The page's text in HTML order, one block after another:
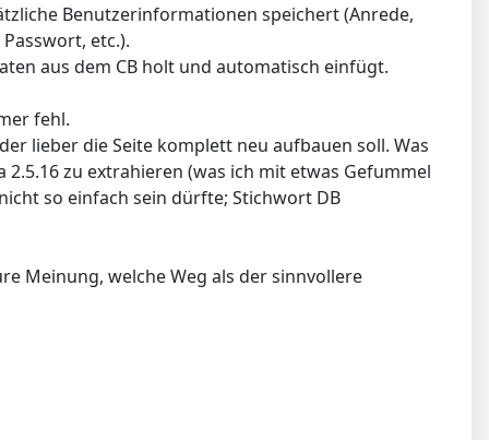
Benutzerinformationen speichert (Anrede,
etc.).
aus dem CB holt und automatisch einfügt.
fehl.
lieber die Seite komplett neu aufbauen soll. Was
zu extrahieren (was ich mit etwas Gefummel
so einfach sein dürfte; Stichwort DB
Meinung, welche Weg als der sinnvollere